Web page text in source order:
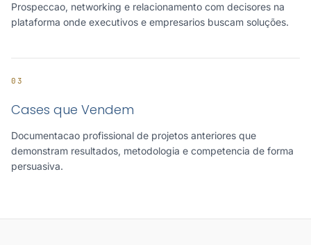
Prospeccao, networking e relacionamento com decisores na
plataforma onde executivos e empresarios buscam soluções.
03
Cases que Vendem
Documentacao profissional de projetos anteriores que
demonstram resultados, metodologia e competencia de forma
persuasiva.